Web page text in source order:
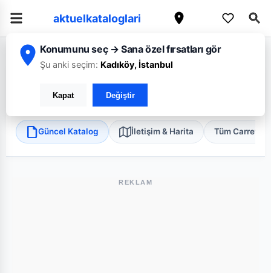
aktuelkataloglari
Konumunu seç → Sana özel fırsatları gör
Şu anki seçim: Kadıköy, İstanbul
Kapat Değiştir
Ana Sayfa/Aksaray/CarrefourSA/ Aksaray Eskil TP Express
Eskil, Aksaray •
Güncel Katalog İletişim & Harita Tüm
REKLAM